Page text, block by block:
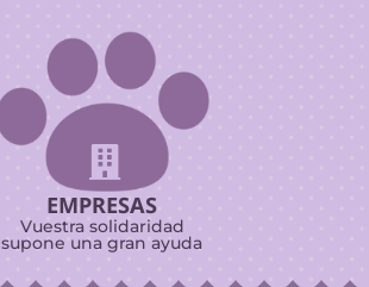

EMPRESAS
Vuestra solidaridad
supone una gran ayuda